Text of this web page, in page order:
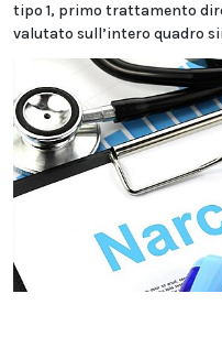
tipo 1, primo trattamento
valutato sull’intero quadro